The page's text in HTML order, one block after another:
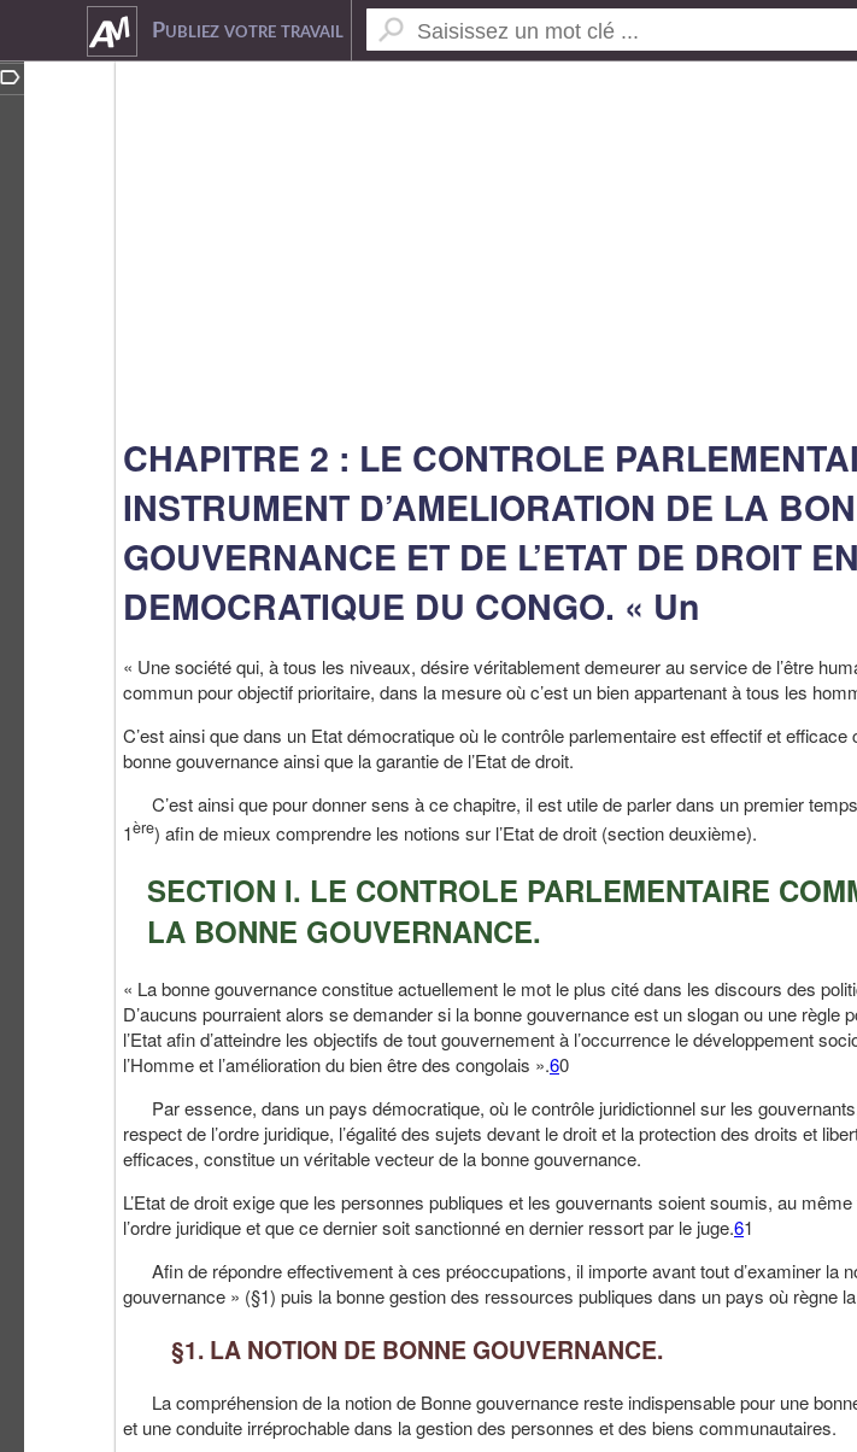
Publiez votre travail
CHAPITRE 2 : LE CONTROLE
INSTRUMENT D’AMELIORATION DE LA
GOUVERNANCE ET DE L’ETAT DE DROIT
DEMOCRATIQUE DU CONGO. « Un
« Une société qui, à tous les niveaux, désire véritablement demeurer au service de l’être
commun pour objectif prioritaire, dans la mesure où c’est un bien appartenant à tous les
C’est ainsi que dans un Etat démocratique où le contrôle parlementaire est effectif et
bonne gouvernance ainsi que la garantie de l’Etat de droit.
C’est ainsi que pour donner sens à ce chapitre, il est utile de parler dans un premier
1ère) afin de mieux comprendre les notions sur l’Etat de droit (section deuxième).
SECTION I. LE CONTROLE PARLEMENTAIRE
LA BONNE GOUVERNANCE.
« La bonne gouvernance constitue actuellement le mot le plus cité dans les discours des
D’aucuns pourraient alors se demander si la bonne gouvernance est un slogan ou une règle
l’Etat afin d’atteindre les objectifs de tout gouvernement à l’occurrence le développement
l’Homme et l’amélioration du bien être des congolais ».60
Par essence, dans un pays démocratique, où le contrôle juridictionnel sur les
respect de l’ordre juridique, l’égalité des sujets devant le droit et la protection des droits et
efficaces, constitue un véritable vecteur de la bonne gouvernance.
L’Etat de droit exige que les personnes publiques et les gouvernants soient soumis, au
l’ordre juridique et que ce dernier soit sanctionné en dernier ressort par le juge.61
Afin de répondre effectivement à ces préoccupations, il importe avant tout d’examiner la
gouvernance » (§1) puis la bonne gestion des ressources publiques dans un pays où règne
§1. LA NOTION DE BONNE GOUVERNANCE.
La compréhension de la notion de Bonne gouvernance reste indispensable pour une
et une conduite irréprochable dans la gestion des personnes et des biens communautaires.